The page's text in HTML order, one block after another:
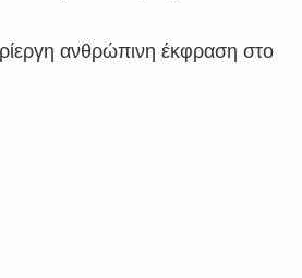
ανθρώπινη έκφραση στο